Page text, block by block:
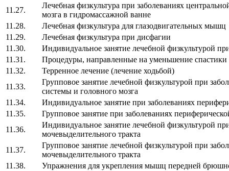
11.27.
Лечебная физкультура при заболеваниях
мозга в гидромассажной ванне
11.28.
Лечебная физкультура для глазодвигательных мышц
11.29.
Лечебная физкультура при дисфагии
11.30.
Индивидуальное занятие лечебной физкультурой
11.31.
Процедуры, направленные на уменьшение спастики
11.32.
Терренное лечение (лечение ходьбой)
11.33.
Групповое занятие лечебной физкультурой при
системы и головного мозга
11.34.
Индивидуальное занятие при заболеваниях
11.35.
Групповое занятие при заболеваниях
11.36.
Индивидуальное занятие лечебной физкультурой
мочевыделительного тракта
11.37.
Групповое занятие лечебной физкультурой при
мочевыделительного тракта
11.38.
Упражнения для укрепления мышц передней